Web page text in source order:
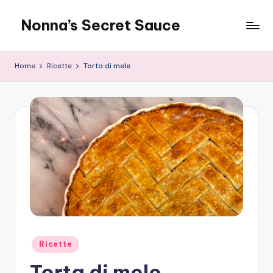
content
Nonna’s Secret Sauce
Home Ricette Torta di mele
Posted
in
Ricette